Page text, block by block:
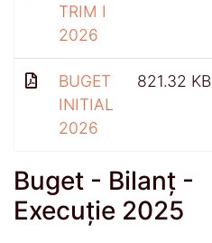
TRIM I
2026
BUGET
INITIAL
2026
821.32 KB
Buget - Bilanț -
Execuție 2025